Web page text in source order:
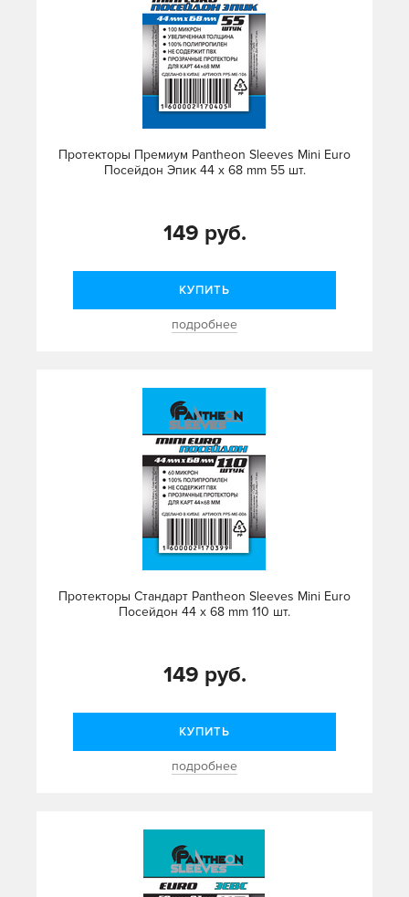
Протекторы Премиум Pantheon Sleeves Mini Euro
Посейдон Эпик 44 x 68 mm 55 шт.
149 руб.
КУПИТЬ
подробнее
Протекторы Стандарт Pantheon Sleeves Mini Euro
Посейдон 44 x 68 mm 110 шт.
149 руб.
КУПИТЬ
подробнее